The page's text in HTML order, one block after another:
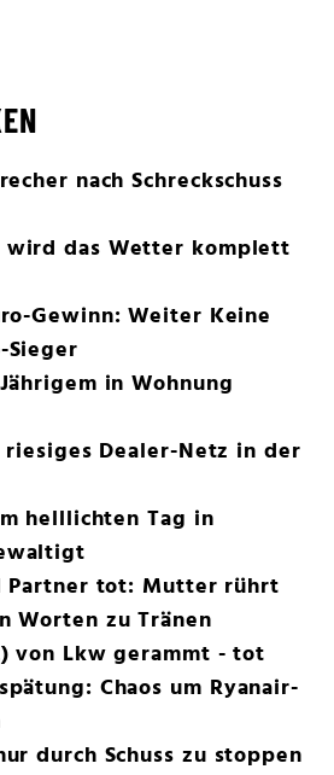
nach Schreckschuss
wird das Wetter komplett
Gewinn: Weiter Keine
in Wohnung
Dealer-Netz in der
helllichten Tag in
Partner tot: Mutter rührt
Worten zu Tränen
von Lkw gerammt - tot
Chaos um Ryanair-
durch Schuss zu stoppen